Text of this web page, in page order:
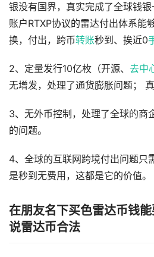
银没有国界，真实完成了全球钱
账户RTXP协议的雷达付出体系能
换，付出，跨币转账秒到、挨近0
2、定量发行10亿枚（开源、 去中
无增发，处理了通货膨胀问题；
3、无外币控制，处理了全球的商
的问题。
4、全球的互联网跨境付出问题只
是秒到无费用，这都是它的价值。
在朋友名下买色雷达币钱
说雷达币合法